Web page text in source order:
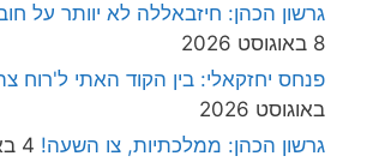
גרשון הכהן: חיזבאללה לא יוותר על
8 באוגוסט 2026
פנחס יחזקאלי: בין הקוד האתי ל'רוח
באוגוסט 2026
גרשון הכהן: ממלכתיות, צו השעה! 4 באוגוסט 2026